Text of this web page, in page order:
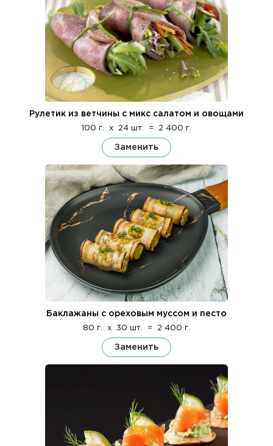
Рулетик из ветчины с микс салатом и овощами
100 г. x 24 шт. = 2 400 г.
Заменить
Баклажаны с ореховым муссом и песто
80 г. x 30 шт. = 2 400 г.
Заменить